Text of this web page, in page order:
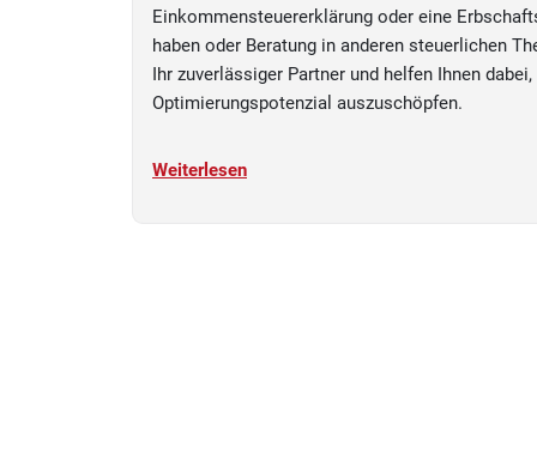
Einkommensteuererklärung oder eine
haben oder Beratung in anderen steuerlichen
Ihr zuverlässiger Partner und helfen Ihnen
Optimierungspotenzial auszuschöpfen.
Weiterlesen